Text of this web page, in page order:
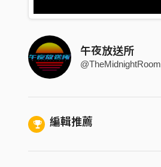
午夜放送所
@TheMidnightRoom
編輯推薦